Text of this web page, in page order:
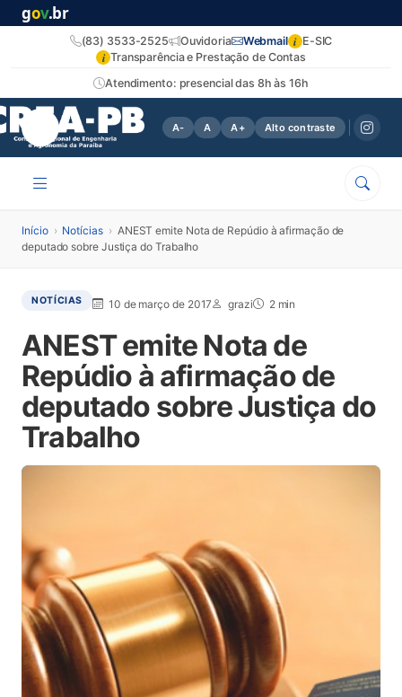
gov.br
Atendimento: presencial das 8h às 16h
(83) 3533-2525 Ouvidoria Webmail i E-SIC
i Transparência e Prestação de Contas
A- A A+ Alto contraste
Início › Notícias › ANEST emite Nota de Repúdio à afirmação de
deputado sobre Justiça do Trabalho
NOTÍCIAS 10 de março de 2017 grazi 2 min
ANEST emite Nota de
Repúdio à afirmação de
deputado sobre Justiça do
Trabalho